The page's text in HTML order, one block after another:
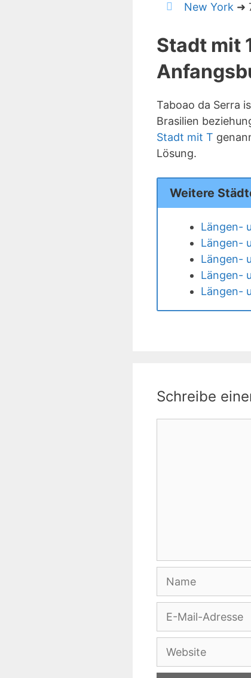
New York ➜
Stadt mit
Taboao da Serra
Brasilien
Stadt mit T
Lösung.
Weitere
Längen-
Längen-
Längen-
Längen-
Längen-
Schreibe
Adresse
Website